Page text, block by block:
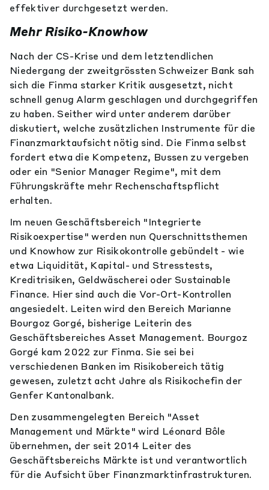
effektiver durchgesetzt werden.
Mehr Risiko-Knowhow
Nach der CS-Krise und dem letztendlichen
Niedergang der zweitgrössten Schweizer Bank sah
sich die Finma starker Kritik ausgesetzt, nicht
schnell genug Alarm geschlagen und durchgegriffen
zu haben. Seither wird unter anderem darüber
diskutiert, welche zusätzlichen Instrumente für die
Finanzmarktaufsicht nötig sind. Die Finma selbst
fordert etwa die Kompetenz, Bussen zu vergeben
oder ein "Senior Manager Regime", mit dem
Führungskräfte mehr Rechenschaftspflicht
erhalten.
Im neuen Geschäftsbereich "Integrierte
Risikoexpertise" werden nun Querschnittsthemen
und Knowhow zur Risikokontrolle gebündelt - wie
etwa Liquidität, Kapital- und Stresstests,
Kreditrisiken, Geldwäscherei oder Sustainable
Finance. Hier sind auch die Vor-Ort-Kontrollen
angesiedelt. Leiten wird den Bereich Marianne
Bourgoz Gorgé, bisherige Leiterin des
Geschäftsbereiches Asset Management. Bourgoz
Gorgé kam 2022 zur Finma. Sie sei bei
verschiedenen Banken im Risikobereich tätig
gewesen, zuletzt acht Jahre als Risikochefin der
Genfer Kantonalbank.
Den zusammengelegten Bereich "Asset
Management und Märkte" wird Léonard Bôle
übernehmen, der seit 2014 Leiter des
Geschäftsbereichs Märkte ist und verantwortlich
für die Aufsicht über Finanzmarktinfrastrukturen.